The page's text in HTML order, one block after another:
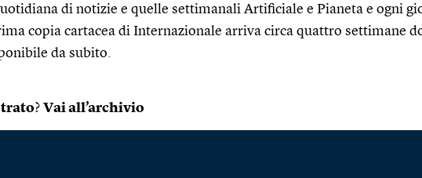
di notizie e quelle settimanali Artificiale e Pianeta e ogni
copia cartacea di Internazionale arriva circa quattro settimane
da subito.
? Vai all’archivio